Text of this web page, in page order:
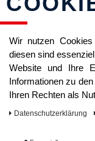
Wir nutzen
diesen sind
Website und Ihre
Informationen zu
Ihren Rechten als
Daten­schutz­erklärung